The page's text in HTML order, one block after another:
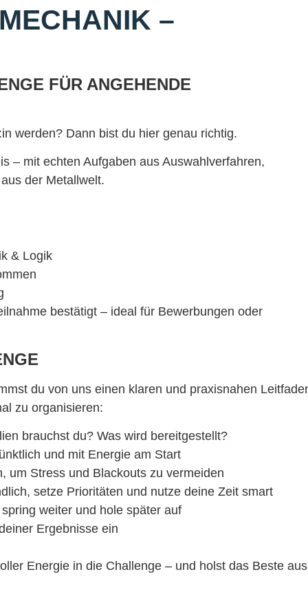
–
FÜR ANGEHENDE
werden? Dann bist du hier genau richtig.
– mit echten Aufgaben aus Auswahlverfahren,
der Metallwelt.
& Logik
bestätigt – ideal für Bewerbungen oder
du von uns einen klaren und praxisnahen
zu organisieren:
brauchst du? Was wird bereitgestellt?
und mit Energie am Start
um Stress und Blackouts zu vermeiden
setze Prioritäten und nutze deine Zeit smart
weiter und hole später auf
Ergebnisse ein
Energie in die Challenge – und holst das Beste aus